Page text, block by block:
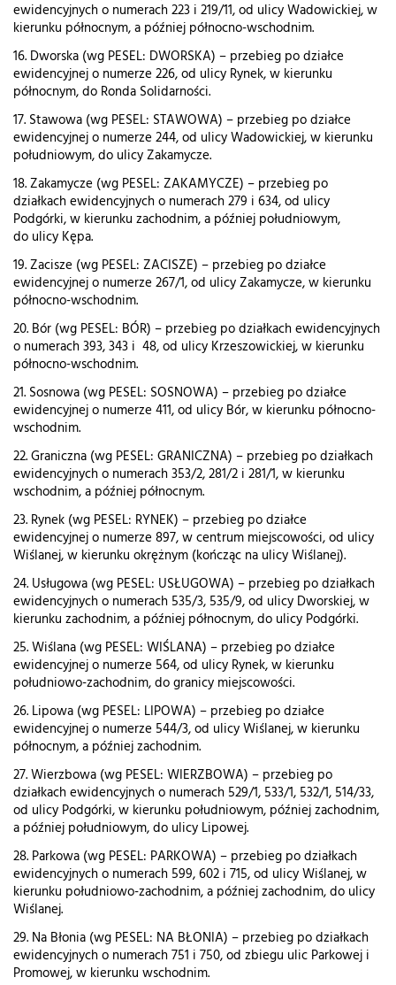
ewidencyjnych o numerach 223 i 219/11, od ulicy Wadowickiej, w
kierunku północnym, a później północno-wschodnim.
16. Dworska (wg PESEL: DWORSKA) – przebieg po działce
ewidencyjnej o numerze 226, od ulicy Rynek, w kierunku
północnym, do Ronda Solidarności.
17. Stawowa (wg PESEL: STAWOWA) – przebieg po działce
ewidencyjnej o numerze 244, od ulicy Wadowickiej, w kierunku
południowym, do ulicy Zakamycze.
18. Zakamycze (wg PESEL: ZAKAMYCZE) – przebieg po
działkach ewidencyjnych o numerach 279 i 634, od ulicy
Podgórki, w kierunku zachodnim, a później południowym,
do ulicy Kępa.
19. Zacisze (wg PESEL: ZACISZE) – przebieg po działce
ewidencyjnej o numerze 267/1, od ulicy Zakamycze, w kierunku
północno-wschodnim.
20. Bór (wg PESEL: BÓR) – przebieg po działkach ewidencyjnych
o numerach 393, 343 i 48, od ulicy Krzeszowickiej, w kierunku
północno-wschodnim.
21. Sosnowa (wg PESEL: SOSNOWA) – przebieg po działce
ewidencyjnej o numerze 411, od ulicy Bór, w kierunku północno-
wschodnim.
22. Graniczna (wg PESEL: GRANICZNA) – przebieg po działkach
ewidencyjnych o numerach 353/2, 281/2 i 281/1, w kierunku
wschodnim, a później północnym.
23. Rynek (wg PESEL: RYNEK) – przebieg po działce
ewidencyjnej o numerze 897, w centrum miejscowości, od ulicy
Wiślanej, w kierunku okrężnym (kończąc na ulicy Wiślanej).
24. Usługowa (wg PESEL: USŁUGOWA) – przebieg po działkach
ewidencyjnych o numerach 535/3, 535/9, od ulicy Dworskiej, w
kierunku zachodnim, a później północnym, do ulicy Podgórki.
25. Wiślana (wg PESEL: WIŚLANA) – przebieg po działce
ewidencyjnej o numerze 564, od ulicy Rynek, w kierunku
południowo-zachodnim, do granicy miejscowości.
26. Lipowa (wg PESEL: LIPOWA) – przebieg po działce
ewidencyjnej o numerze 544/3, od ulicy Wiślanej, w kierunku
północnym, a później zachodnim.
27. Wierzbowa (wg PESEL: WIERZBOWA) – przebieg po
działkach ewidencyjnych o numerach 529/1, 533/1, 532/1, 514/33,
od ulicy Podgórki, w kierunku południowym, później zachodnim,
a później południowym, do ulicy Lipowej.
28. Parkowa (wg PESEL: PARKOWA) – przebieg po działkach
ewidencyjnych o numerach 599, 602 i 715, od ulicy Wiślanej, w
kierunku południowo-zachodnim, a później zachodnim, do ulicy
Wiślanej.
29. Na Błonia (wg PESEL: NA BŁONIA) – przebieg po działkach
ewidencyjnych o numerach 751 i 750, od zbiegu ulic Parkowej i
Promowej, w kierunku wschodnim.